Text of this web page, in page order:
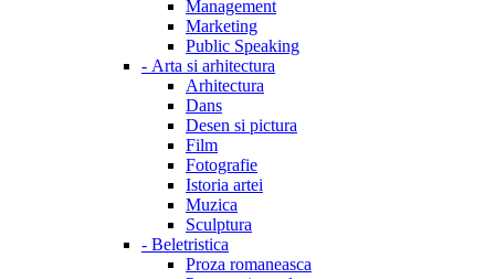
Management
Marketing
Public Speaking
- Arta si arhitectura
Arhitectura
Dans
Desen si pictura
Film
Fotografie
Istoria artei
Muzica
Sculptura
- Beletristica
Proza romaneasca